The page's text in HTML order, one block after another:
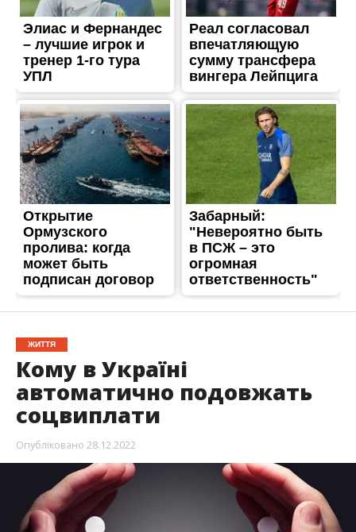
ЖИТТЯ
Кому в Україні
автоматично подовжать
соцвиплати
Опубліковано 28.12.2022